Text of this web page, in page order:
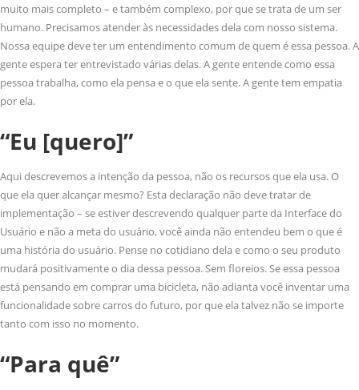
muito mais completo – e também complexo, por que se trata de um ser
humano. Precisamos atender às necessidades dela com nosso sistema.
Nossa equipe deve ter um entendimento comum de quem é essa pessoa. A
gente espera ter entrevistado várias delas. A gente entende como essa
pessoa trabalha, como ela pensa e o que ela sente. A gente tem empatia
por ela.
“Eu [quero]”
Aqui descrevemos a intenção da pessoa, não os recursos que ela usa. O
que ela quer alcançar mesmo? Esta declaração não deve tratar de
implementação – se estiver descrevendo qualquer parte da Interface do
Usuário e não a meta do usuário, você ainda não entendeu bem o que é
uma história do usuário. Pense no cotidiano dela e como o seu produto
mudará positivamente o dia dessa pessoa. Sem floreios. Se essa pessoa
está pensando em comprar uma bicicleta, não adianta você inventar uma
funcionalidade sobre carros do futuro, por que ela talvez não se importe
tanto com isso no momento.
“Para quê”